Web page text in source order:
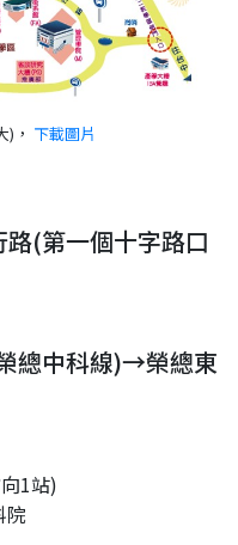
)， 下載圖片
(第一個十字路口
總中科線)→榮總東
1站)
院